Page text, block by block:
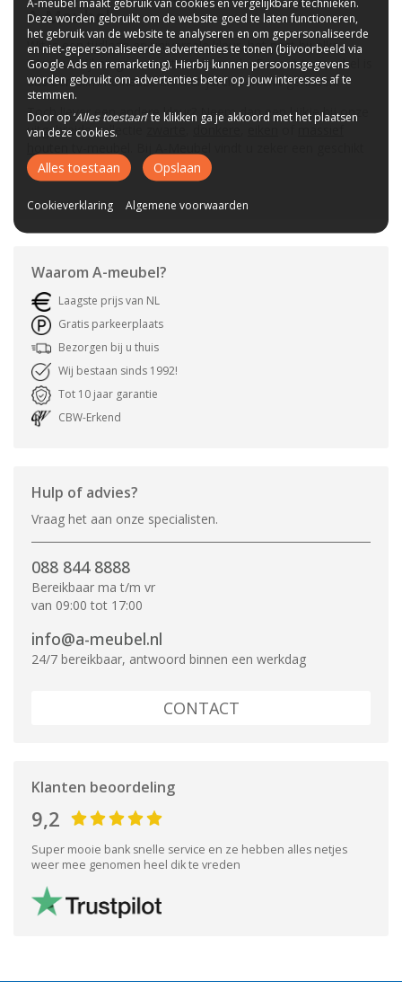
A-Meubel
Wit is een tijdloze en universele kleur, het past bij elke
interieurstijl en gaat nooit uit de mode. Een wit tv-meubel is
dus een slimme keuze als u er jaren van wilt genieten.
Toch liever een andere kleur? Neem dan een kijkje bij onze
uitgebreide collectie
donkere
massief
tv-meubel.
Waarom A-meubel?
Laagste prijs van NL
Gratis parkeerplaats
Bezorgen bij u thuis
Wij bestaan sinds 1992!
Tot 10 jaar garantie
CBW-Erkend
Hulp of advies?
Vraag het aan onze specialisten.
088 844 8888
Bereikbaar ma t/m vr
van 09:00 tot 17:00
info@a-meubel.nl
24/7 bereikbaar, antwoord binnen een werkdag
CONTACT
Klanten beoordeling
9,2
Super mooie bank snelle service en ze hebben alles netjes
weer mee genomen heel dik te vreden
Deze worden gebruikt om de website goed te laten functioneren,
het gebruik van de website te analyseren en om gepersonaliseerde
en niet-gepersonaliseerde advertenties te tonen (bijvoorbeeld via
Google Ads en remarketing). Hierbij kunnen persoonsgegevens
worden gebruikt om advertenties beter op jouw interesses af te
stemmen.
Door op ‘Alles toestaan’ te klikken ga je akkoord met het plaatsen
van deze cookies.
Alles toestaan Opslaan
Cookieverklaring Algemene voorwaarden